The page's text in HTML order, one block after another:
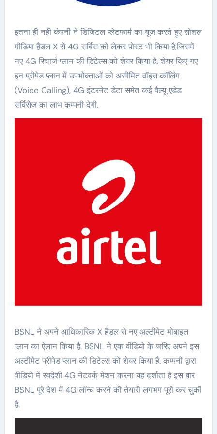
इतना ही नही कंपनी ने डिजिटल प्लेटफार्म का यूज करते हुए सोशल
मीडिया हैंडल X से 4G सर्विस को लेकर पोस्ट भी किया है,जिसमें
नए 4G रिचार्ज प्लान की डिटेल्स को शेयर किया है. शेयर किए गए
इन प्रीपेड प्लान में उपभोक्ताओं को असीमित वॉइस कॉलिंग
(Voice Calling), 4G इंटरनेट डेटा समेत कई वैल्यू एडेड
सर्विसेज का लाभ कम्पनी देगी.
BSNL ने अपने आधिकारिक X हैंडल से नए अल्टीमेट मोबाइल
प्लान का ऐलान किया है. BSNL ने एक वीडियो के जरिए अपने इस
अल्टीमेट प्रीपेड प्लान की डिटेल्स को शेयर किया है. कम्पनी द्वारा
वीडियो में स्वदेशी 4G नेटवर्क मेंशन करना यह दर्शाता है इस बार
BSNL पूरे देश में 4G लॉन्च करने की तैयारी लगभग पूरी कर चुकी
है.